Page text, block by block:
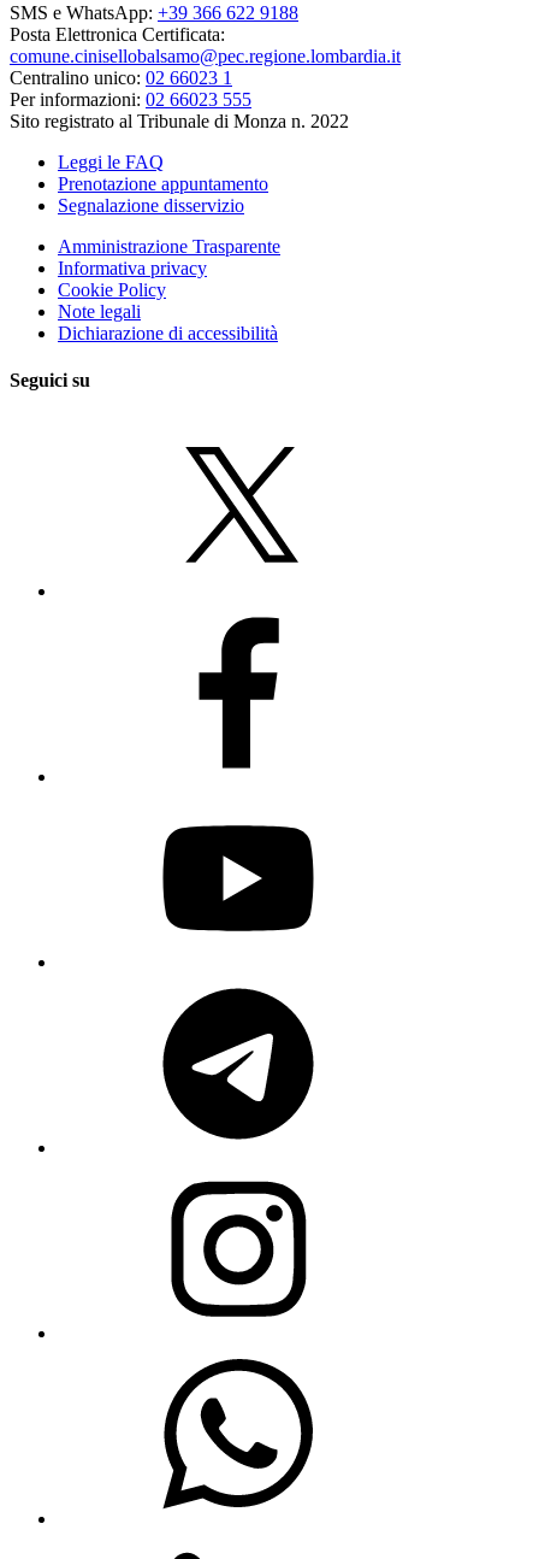
SMS e WhatsApp: +39 366 622 9188
Posta Elettronica Certificata:
comune.cinisellobalsamo@pec.regione.lombardia.it
Centralino unico: 02 66023 1
Per informazioni: 02 66023 555
Sito registrato al Tribunale di Monza n. 2022
Leggi le FAQ
Prenotazione appuntamento
Segnalazione disservizio
Amministrazione Trasparente
Informativa privacy
Cookie Policy
Note legali
Dichiarazione di accessibilità
Seguici su